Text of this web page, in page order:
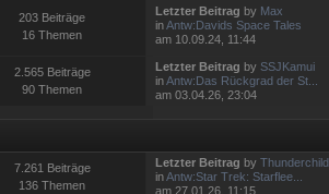
203 Beiträge
16 Themen
Letzter Beitrag by Max
inAntw:Davids Space Tales
am 10.09.24, 11:44
2.565 Beiträge
90 Themen
Letzter Beitrag by SSJKamui
inAntw:Das Rückgrad der St...
am 03.04.26, 23:04
7.261 Beiträge
136 Themen
Letzter Beitrag by Thunderchild
inAntw:Star Trek: Starflee...
am 27.01.26, 11:15